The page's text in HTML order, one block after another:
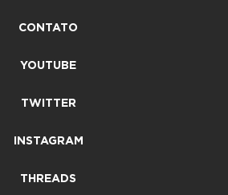
CONTATO
YOUTUBE
TWITTER
INSTAGRAM
THREADS